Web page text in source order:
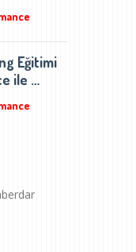
Eğitimi
ile …